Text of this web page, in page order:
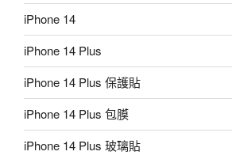
iPhone 14
iPhone 14 Plus
iPhone 14 Plus 保護貼
iPhone 14 Plus 包膜
iPhone 14 Plus 玻璃貼